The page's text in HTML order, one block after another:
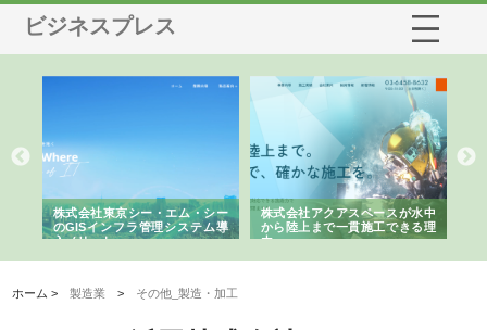
ビジネスプレス
株式会社東京シー・エム・シー
のGISインフラ管理システム導
入メリット
株式会社アクアスペースが水中
から陸上まで一貫施工できる理
由
ホーム >製造業 > その他_製造・加工